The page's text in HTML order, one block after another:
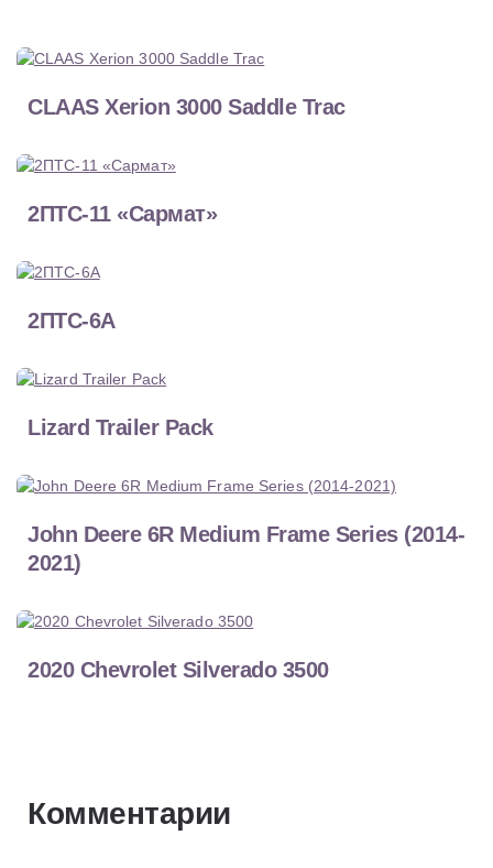
CLAAS Xerion 3000 Saddle Trac
2ПТС-11 «Сармат»
2ПТС-6А
Lizard Trailer Pack
John Deere 6R Medium Frame Series (2014-
2021)
2020 Chevrolet Silverado 3500
Комментарии